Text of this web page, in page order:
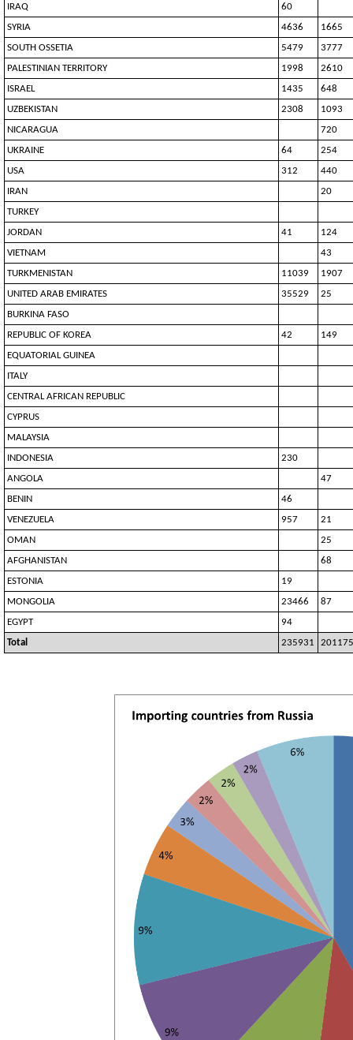
IRAQ
60
SYRIA
4636
1665
SOUTH OSSETIA
5479
3777
PALESTINIAN TERRITORY
1998
2610
ISRAEL
1435
648
UZBEKISTAN
2308
1093
NICARAGUA
720
UKRAINE
64
254
USA
312
440
IRAN
20
TURKEY
JORDAN
41
124
VIETNAM
43
TURKMENISTAN
11039
1907
UNITED ARAB EMIRATES
35529
25
BURKINA FASO
REPUBLIC OF KOREA
42
149
EQUATORIAL GUINEA
ITALY
CENTRAL AFRICAN REPUBLIC
CYPRUS
MALAYSIA
INDONESIA
230
ANGOLA
47
BENIN
46
VENEZUELA
957
21
OMAN
25
AFGHANISTAN
68
ESTONIA
19
MONGOLIA
23466
87
EGYPT
94
Total
235931 201175